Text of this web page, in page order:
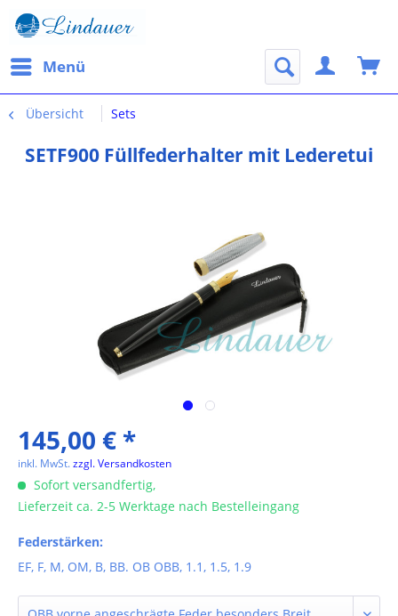
Menü
Übersicht Sets
SETF900 Füllfederhalter mit Lederetui
145,00 € *
inkl. MwSt.zzgl. Versandkosten
Sofort versandfertig,
Lieferzeit ca. 2-5 Werktage nach Bestelleingang
Federstärken:
EF, F, M, OM, B, BB. OB OBB, 1.1, 1.5, 1.9